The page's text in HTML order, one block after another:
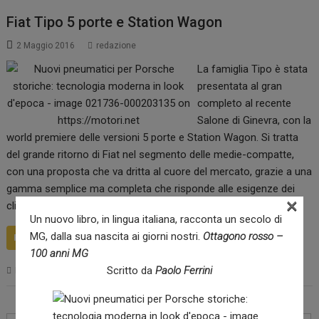
Fiat Tipo 5 porte e Station Wagon
2 Maggio 2016 redazione
La famiglia Tipo è stata
presentata al gran
completo al recente
Salone di Ginevra, con la
world premiere delle versioni 5 porte e Station Wagon. Si tratta
del grande ritorno di Fiat nel segmento delle medie-compatte,
con una proposta che va dritta al cuore del mercato, grazie a una
gamma semplice ma completa che risponde alle esigenze dei
clienti privati e Flotte.
READ MORE
Navigazione
Un nuovo libro, in lingua italiana, racconta un secolo di
MG, dalla sua nascita ai giorni nostri. Ottagono rosso –
100 anni MG
Scritto da Paolo Ferrini
×